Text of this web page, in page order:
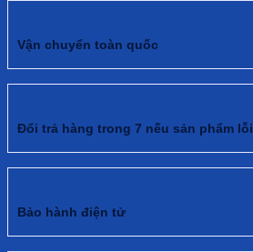
Vận chuyển toàn quốc
Đổi trả hàng trong 7 nếu sản phẩm lỗi
Bảo hành điện tử